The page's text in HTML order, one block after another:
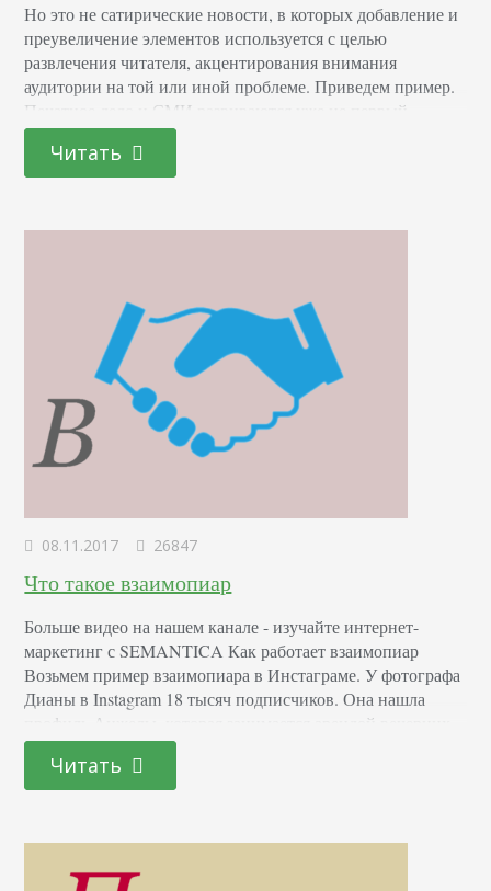
Но это не сатирические новости, в которых добавление и
преувеличение элементов используется с целью
развлечения читателя, акцентирования внимания
аудитории на той или иной проблеме. Приведем пример.
Печатное дело и СМИ развиваются уже не первый
десяток лет. То и дело в них появляются «сенсационные»
новости, громкие разоблачения и открытие мировых
секретов. На деле это не более чем обычные газетные
Читать
08.11.2017 26847
Что такое взаимопиар
Больше видео на нашем канале - изучайте интернет-
маркетинг с SEMANTICA Как работает взаимопиар
Возьмем пример взаимопиара в Инстаграме. У фотографа
Дианы в Instagram 18 тысяч подписчиков. Она нашла
профиль Анжелы, которая занимается арендой вечерних
нарядов, с 23 тысячами фолловеров. Учитывая общие
интересы их целевых аудиторий, они пришли к
соглашению о взаимном пиаре в своих аккаунтах. После
Читать